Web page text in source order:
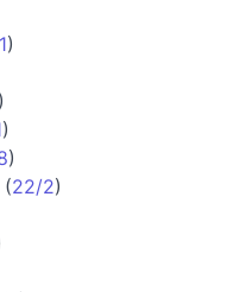
)
)
)
)
(22/2)